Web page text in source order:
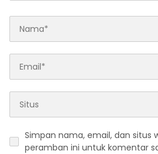
Simpan nama, email, dan situs
peramban ini untuk komentar